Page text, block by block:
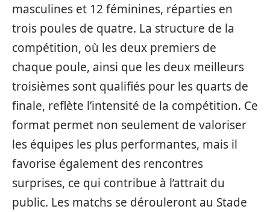
masculines et 12 féminines, réparties en
trois poules de quatre. La structure de la
compétition, où les deux premiers de
chaque poule, ainsi que les deux meilleurs
troisièmes sont qualifiés pour les quarts de
finale, reflète l’intensité de la compétition. Ce
format permet non seulement de valoriser
les équipes les plus performantes, mais il
favorise également des rencontres
surprises, ce qui contribue à l’attrait du
public. Les matchs se dérouleront au Stade